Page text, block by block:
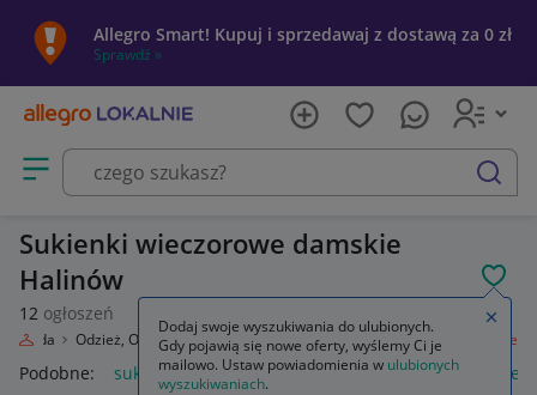
Allegro Smart! Kupuj i sprzedawaj z dostawą za 0 zł
Sprawdź »
Otwórz menu z kategoriami
szukaj
Sukienki wieczorowe damskie
Halinów
12 ogłoszeń
Moda Odzież, Obuwie, Dodatki Odzież damska Sukienki wieczorowe
Podobne: sukienki wieczorowe czarne sukienki wieczorowe
Dodaj swoje wyszukiwania do ulubionych.
Gdy pojawią się nowe oferty, wyślemy Ci je
mailowo. Ustaw powiadomienia w ulubionych
wyszukiwaniach.